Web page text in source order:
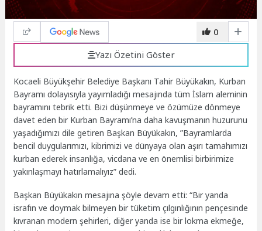
0
Yazı Özetini Göster
Kocaeli Büyükşehir Belediye Başkanı Tahir Büyükakın, Kurban
Bayramı dolayısıyla yayımladığı mesajında tüm İslam aleminin
bayramını tebrik etti. Bizi düşünmeye ve özümüze dönmeye
davet eden bir Kurban Bayramı’na daha kavuşmanın huzurunu
yaşadığımızı dile getiren Başkan Büyükakın, ”Bayramlarda
bencil duygularımızı, kibrimizi ve dünyaya olan aşırı tamahımızı
kurban ederek insanlığa, vicdana ve en önemlisi birbirimize
yakınlaşmayı hatırlamalıyız” dedi.
Başkan Büyükakın mesajına şöyle devam etti: “Bir yanda
israfın ve doymak bilmeyen bir tüketim çılgınlığının pençesinde
kıvranan modern şehirleri, diğer yanda ise bir lokma ekmeğe,